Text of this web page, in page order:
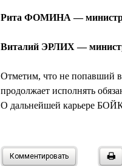
Рита ФОМИНА — министр
Виталий ЭРЛИХ — министр
Отметим, что не попавший
продолжает исполнять
О дальнейшей карьере
Комментировать